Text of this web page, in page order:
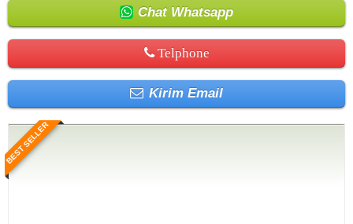
Chat Whatsapp
Telphone
Kirim Email
BEST SELLER